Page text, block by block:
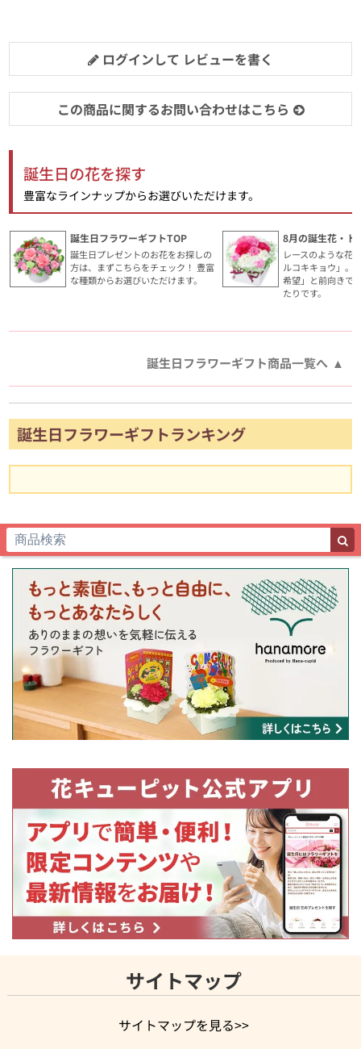
ログインして レビューを書く
この商品に関するお問い合わせはこちら
誕生日の花を探す
豊富なラインナップからお選びいただけます。
誕生日フラワーギフトTOP
誕生日プレゼントのお花をお探しの
方は、まずこちらをチェック！ 豊富
な種類からお選びいただけます。
8月の誕生花・ト
レースのような花
ルコキキョウ」。
希望」と前向きで
たりです。
誕生日フラワーギフト商品一覧へ
誕生日フラワーギフトランキング
サイトマップ
サイトマップを見る>>